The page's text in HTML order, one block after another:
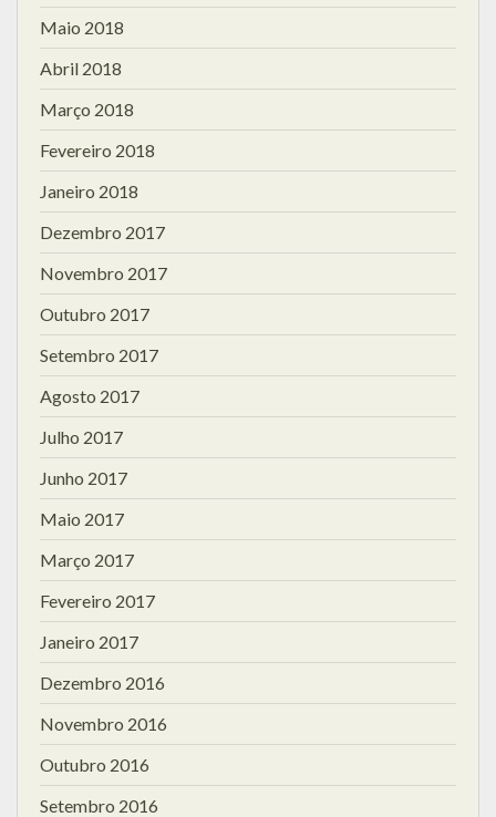
Maio 2018
Abril 2018
Março 2018
Fevereiro 2018
Janeiro 2018
Dezembro 2017
Novembro 2017
Outubro 2017
Setembro 2017
Agosto 2017
Julho 2017
Junho 2017
Maio 2017
Março 2017
Fevereiro 2017
Janeiro 2017
Dezembro 2016
Novembro 2016
Outubro 2016
Setembro 2016